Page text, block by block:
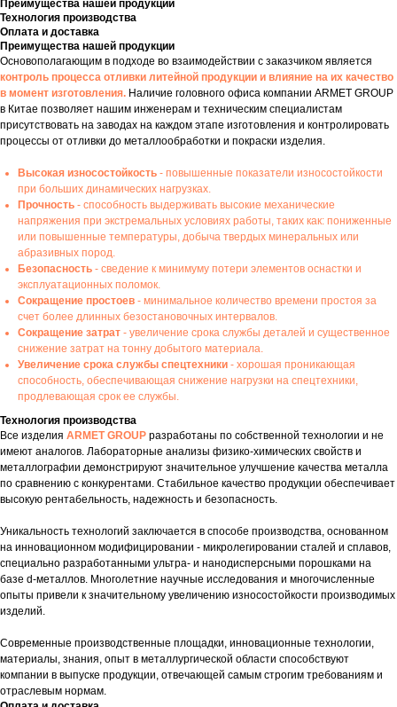
Преимущества нашей продукции
Технология производства
Оплата и доставка
Преимущества нашей продукции
Основополагающим в подходе во взаимодействии с заказчиком является
контроль процесса отливки литейной продукции и влияние на их качество
в момент изготовления. Наличие головного офиса компании ARMET GROUP
в Китае позволяет нашим инженерам и техническим специалистам
присутствовать на заводах на каждом этапе изготовления и контролировать
процессы от отливки до металлообработки и покраски изделия.
Высокая износостойкость - повышенные показатели износостойкости
при больших динамических нагрузках.
Прочность - способность выдерживать высокие механические
напряжения при экстремальных условиях работы, таких как: пониженные
или повышенные температуры, добыча твердых минеральных или
абразивных пород.
Безопасность - сведение к минимуму потери элементов оснастки и
эксплуатационных поломок.
Сокращение простоев - минимальное количество времени простоя за
счет более длинных безостановочных интервалов.
Сокращение затрат - увеличение срока службы деталей и существенное
снижение затрат на тонну добытого материала.
Увеличение срока службы спецтехники - хорошая проникающая
способность, обеспечивающая снижение нагрузки на спецтехники,
продлевающая срок ее службы.
Технология производства
Все изделия ARMET GROUP разработаны по собственной технологии и не
имеют аналогов. Лабораторные анализы физико-химических свойств и
металлографии демонстрируют значительное улучшение качества металла
по сравнению с конкурентами. Стабильное качество продукции обеспечивает
высокую рентабельность, надежность и безопасность.
Уникальность технологий заключается в способе производства, основанном
на инновационном модифицировании - микролегировании сталей и сплавов,
специально разработанными ультра- и нанодисперсными порошками на
базе d-металлов. Многолетние научные исследования и многочисленные
опыты привели к значительному увеличению износостойкости производимых
изделий.
Современные производственные площадки, инновационные технологии,
материалы, знания, опыт в металлургической области способствуют
компании в выпуске продукции, отвечающей самым строгим требованиям и
отраслевым нормам.